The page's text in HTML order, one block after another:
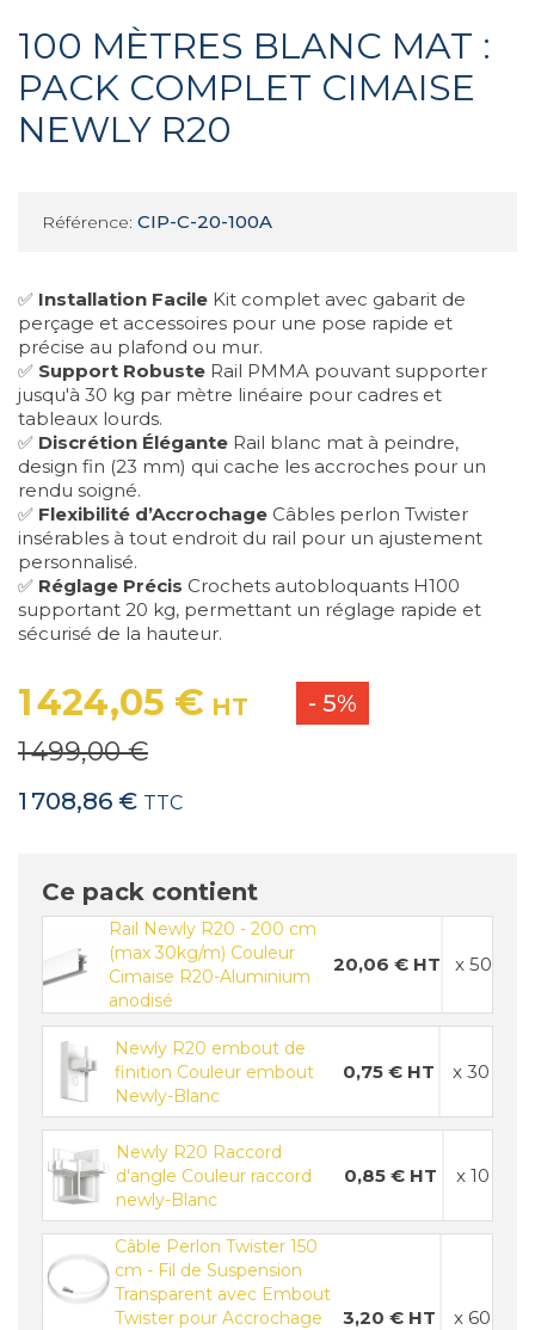
100 MÈTRES BLANC MAT :
PACK COMPLET CIMAISE
NEWLY R20
Référence: CIP-C-20-100A
✅ Installation Facile Kit complet avec gabarit de
perçage et accessoires pour une pose rapide et
précise au plafond ou mur.
✅ Support Robuste Rail PMMA pouvant supporter
jusqu'à 30 kg par mètre linéaire pour cadres et
tableaux lourds.
✅ Discrétion Élégante Rail blanc mat à peindre,
design fin (23 mm) qui cache les accroches pour un
rendu soigné.
✅ Flexibilité d’Accrochage Câbles perlon Twister
insérables à tout endroit du rail pour un ajustement
personnalisé.
✅ Réglage Précis Crochets autobloquants H100
supportant 20 kg, permettant un réglage rapide et
sécurisé de la hauteur.
1 424,05 € HT - 5%
1 499,00 €
1 708,86 € TTC
Ce pack contient
Rail Newly R20 - 200 cm
(max 30kg/m) Couleur
Cimaise R20-Aluminium
anodisé
20,06 € HT x 50
Newly R20 embout de
finition Couleur embout
Newly-Blanc
0,75 € HT x 30
Newly R20 Raccord
d'angle Couleur raccord
newly-Blanc
0,85 € HT x 10
Câble Perlon Twister 150
cm - Fil de Suspension
Transparent avec Embout
Twister pour Accrochage
3,20 € HT x 60